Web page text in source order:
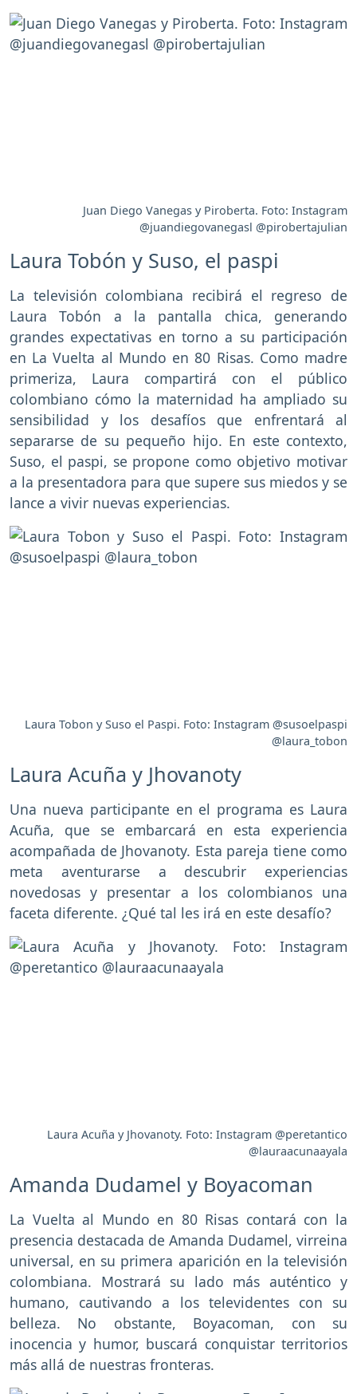
Juan Diego Vanegas y Piroberta. Foto: Instagram
@juandiegovanegasl @pirobertajulian
Laura Tobón y Suso, el paspi
La televisión colombiana recibirá el regreso de
Laura Tobón a la pantalla chica, generando
grandes expectativas en torno a su participación
en La Vuelta al Mundo en 80 Risas. Como madre
primeriza, Laura compartirá con el público
colombiano cómo la maternidad ha ampliado su
sensibilidad y los desafíos que enfrentará al
separarse de su pequeño hijo. En este contexto,
Suso, el paspi, se propone como objetivo motivar
a la presentadora para que supere sus miedos y se
lance a vivir nuevas experiencias.
Laura Tobon y Suso el Paspi. Foto: Instagram @susoelpaspi
@laura_tobon
Laura Acuña y Jhovanoty
Una nueva participante en el programa es Laura
Acuña, que se embarcará en esta experiencia
acompañada de Jhovanoty. Esta pareja tiene como
meta aventurarse a descubrir experiencias
novedosas y presentar a los colombianos una
faceta diferente. ¿Qué tal les irá en este desafío?
Laura Acuña y Jhovanoty. Foto: Instagram @peretantico
@lauraacunaayala
Amanda Dudamel y Boyacoman
La Vuelta al Mundo en 80 Risas contará con la
presencia destacada de Amanda Dudamel, virreina
universal, en su primera aparición en la televisión
colombiana. Mostrará su lado más auténtico y
humano, cautivando a los televidentes con su
belleza. No obstante, Boyacoman, con su
inocencia y humor, buscará conquistar territorios
más allá de nuestras fronteras.